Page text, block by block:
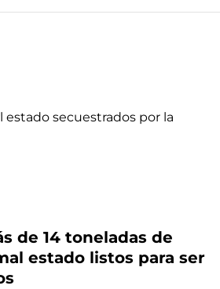
de 14 toneladas de
estado listos para ser